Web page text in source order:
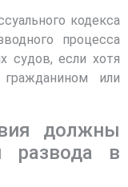
кодекса
процесса
судов, если хотя
или
должны
развода в